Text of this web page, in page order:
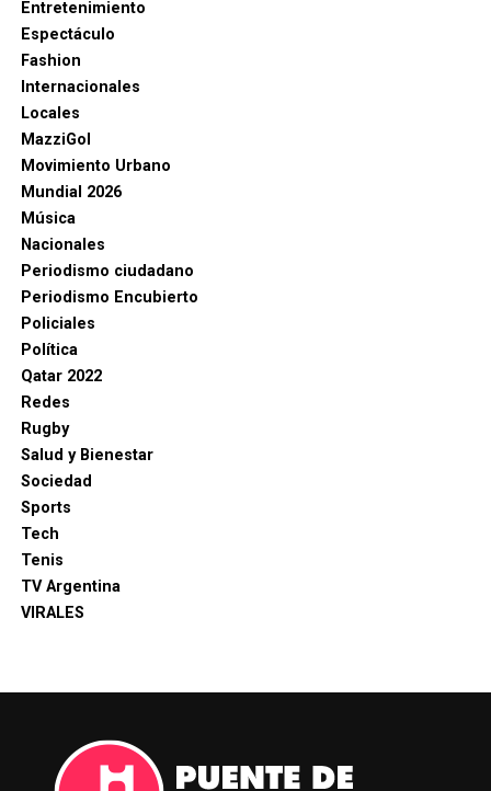
Entretenimiento
Espectáculo
Fashion
Internacionales
Locales
MazziGol
Movimiento Urbano
Mundial 2026
Música
Nacionales
Periodismo ciudadano
Periodismo Encubierto
Policiales
Política
Qatar 2022
Redes
Rugby
Salud y Bienestar
Sociedad
Sports
Tech
Tenis
TV Argentina
VIRALES